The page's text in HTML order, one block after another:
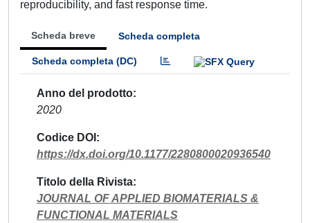
reproducibility, and fast response time.
Scheda breve Scheda completa
Scheda completa (DC)
Anno del prodotto
2020
Codice DOI
https://dx.doi.org/10.1177/2280800020936540
Titolo della Rivista
JOURNAL OF APPLIED BIOMATERIALS &
FUNCTIONAL MATERIALS